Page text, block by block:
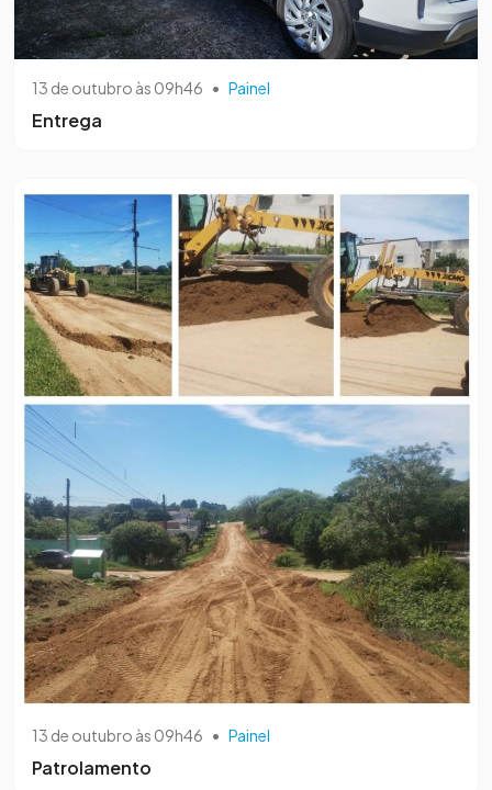
13 de outubro às 09h46 • Painel
Entrega
13 de outubro às 09h46 • Painel
Patrolamento